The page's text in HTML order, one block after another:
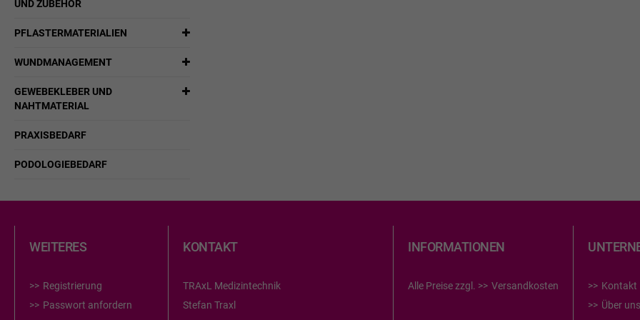
UND ZUBEHÖR
PFLASTERMATERIALIEN
WUNDMANAGEMENT
GEWEBEKLEBER UND
NAHTMATERIAL
PRAXISBEDARF
PODOLOGIEBEDARF
WEITERES
Registrierung
Passwort anfordern
KONTAKT
TRAxL Medizintechnik
Stefan Traxl
INFORMATIONEN
Alle Preise zzgl. Versandkosten
Kontakt
Über uns